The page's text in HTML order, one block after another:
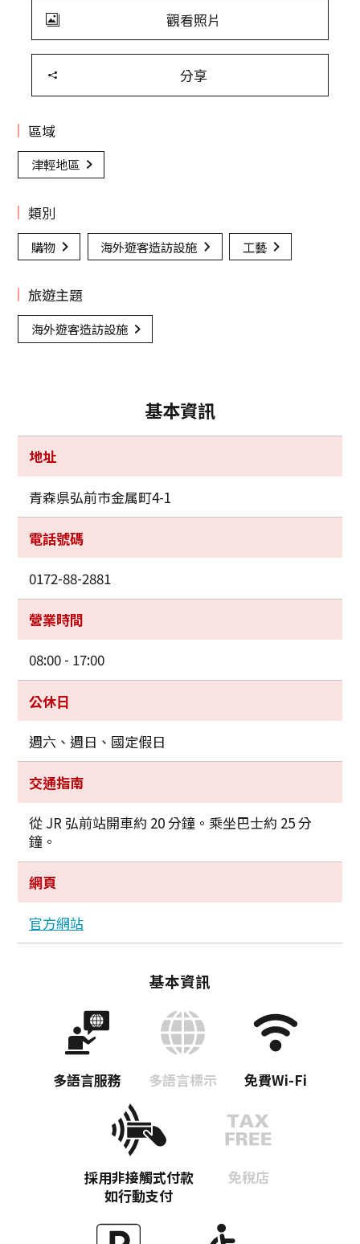
觀看照片
分享
區域
津輕地區
類別
購物 海外遊客造訪設施 工藝
旅遊主題
海外遊客造訪設施
基本資訊
地址
青森県弘前市金属町4-1
電話號碼
0172-88-2881
營業時間
08:00 - 17:00
公休日
週六、週日、國定假日
交通指南
從 JR 弘前站開車約 20 分鐘。乘坐巴士約 25 分
鐘。
網頁
官方網站
基本資訊
多語言服務 多語言標示 免費Wi-Fi
採用非接觸式付款
如行動支付
免稅店